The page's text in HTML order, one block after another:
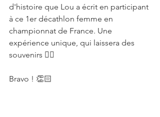
d'histoire que Lou a écrit en participant
à ce 1er décathlon femme en
championnat de France. Une
expérience unique, qui laissera des
souvenirs 👍🏻
Bravo ! 👏🏻